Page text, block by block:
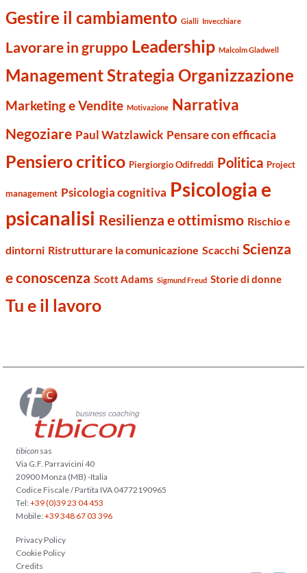
Gestire il cambiamento Gialli Invecchiare
Lavorare in gruppo Leadership Malcolm Gladwell
Management Strategia Organizzazione
Marketing e Vendite Motivazione Narrativa
Negoziare Paul Watzlawick Pensare con efficacia
Pensiero critico Piergiorgio Odifreddi Politica Project
management Psicologia cognitiva Psicologia e
psicanalisi Resilienza e ottimismo Rischio e
dintorni Ristrutturare la comunicazione Scacchi Scienza
e conoscenza Scott Adams Sigmund Freud Storie di donne
Tu e il lavoro
tibicon sas
Via G.F. Parravicini 40
20900 Monza (MB) -Italia
Codice Fiscale / Partita IVA 04772190965
Tel:+39 (0)39 23 04 453
Mobile:+39 348 67 03 396
Privacy Policy
Cookie Policy
Credits